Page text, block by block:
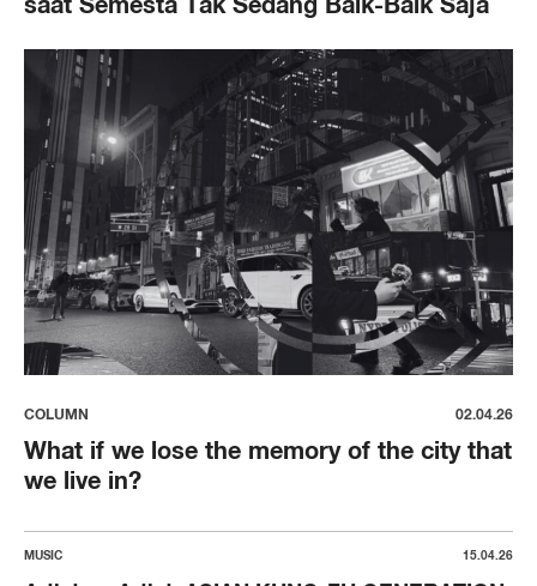
COLUMN 02.04.26
What if we lose the memory of the city that
we live in?
MUSIC 15.04.26